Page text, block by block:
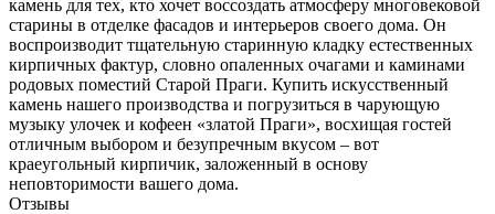
камень для тех, кто хочет воссоздать атмосферу многовековой
старины в отделке фасадов и интерьеров своего дома. Он
воспроизводит тщательную старинную кладку естественных
кирпичных фактур, словно опаленных очагами и каминами
родовых поместий Старой Праги. Купить искусственный
камень нашего производства и погрузиться в чарующую
музыку улочек и кофеен «златой Праги», восхищая гостей
отличным выбором и безупречным вкусом – вот
краеугольный кирпичик, заложенный в основу
неповторимости вашего дома.
Отзывы